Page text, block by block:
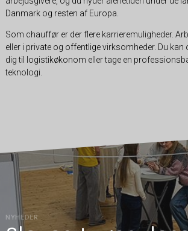
Danmark og resten af Europa.
Som chauffør er der flere karrieremuligheder.
eller i private og offentlige virksomheder. Du kan
dig til logistikøkonom eller tage en
teknologi.
NYHEDER